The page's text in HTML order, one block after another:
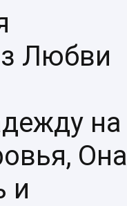
Любви
на
Она
и